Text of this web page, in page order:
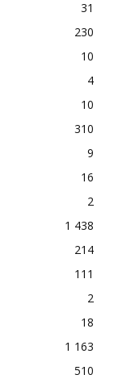
31
230
10
4
10
310
9
16
2
1 438
214
111
2
18
1 163
510